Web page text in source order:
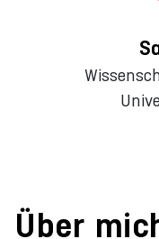
Über